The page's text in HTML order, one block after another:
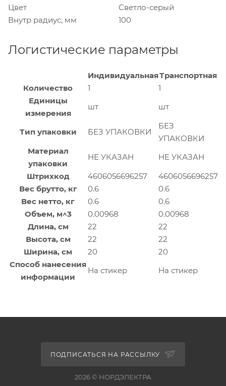
Цвет
Светло-серый
Внутр радиус, мм
100
Логистические параметры
ИндивидуальнаяТранспортная
Количество
1
1
Единицы
измерения
шт шт
Тип упаковки БЕЗ УПАКОВКИ
БЕЗ
УПАКОВКИ
Материал
упаковки
НЕ УКАЗАН
НЕ УКАЗАН
Штрихкод
4606056696257
4606056696257
Вес брутто, кг
0.6
0.6
Вес нетто, кг
0.6
0.6
Объем, м^3
0.00968
0.00968
Длина, см
22
22
Высота, см
22
22
Ширина, см
20
20
Способ нанесения
информации
На стикер На стикер
ПОДПИСАТЬСЯ НА РАССЫЛКУ
2026 © НОРДЭЛЕКТРА